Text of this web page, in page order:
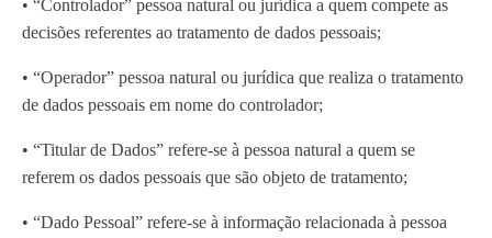
• “Controlador” pessoa natural ou jurídica a quem compete as
decisões referentes ao tratamento de dados pessoais;
• “Operador” pessoa natural ou jurídica que realiza o tratamento
de dados pessoais em nome do controlador;
• “Titular de Dados” refere-se à pessoa natural a quem se
referem os dados pessoais que são objeto de tratamento;
• “Dado Pessoal” refere-se à informação relacionada à pessoa